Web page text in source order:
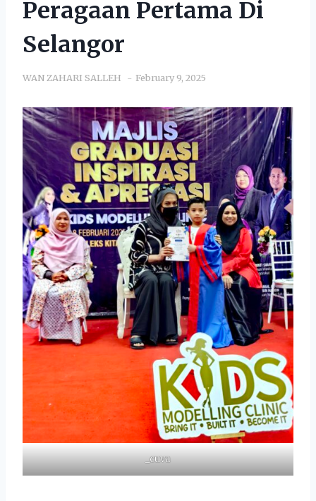
Peragaan Pertama Di
Selangor
WAN ZAHARI SALLEH February 9, 2025
_cuva